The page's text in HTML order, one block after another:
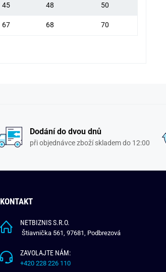
45 48 50
67 68 70
Dodání do dvou dnů
při objednávce zboží skladem do 12:00
KONTAKT
NETBIZNIS S.R.O.
Štiavnička 561, 97681, Podbrezová
ZAVOLAJTE NÁM:
+420 228 226 110